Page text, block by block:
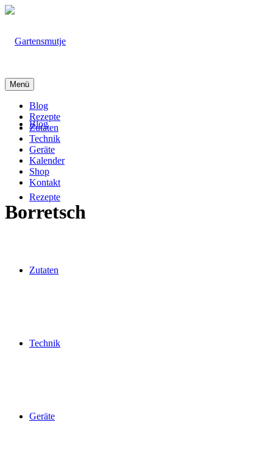
Blog
Rezepte
Zutaten
Technik
Geräte
Menü
Blog
Rezepte
Zutaten
Technik
Geräte
Kalender
Shop
Kontakt
Borretsch